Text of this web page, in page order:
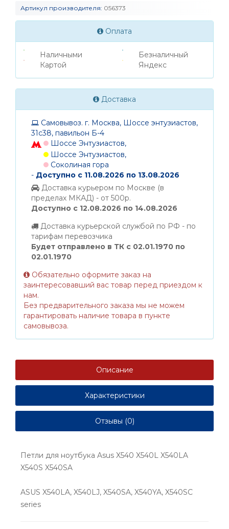
Артикул производителя: 056373
Оплата
Наличными
Картой
Безналичный
Яндекс
Доставка
Самовывоз. г. Москва, Шоссе энтузиастов,
31с38, павильон Б-4
Шоссе Энтузиастов,
Шоссе Энтузиастов,
Соколиная гора
- Доступно с 11.08.2026 по 13.08.2026
Доставка курьером по Москве (в
пределах МКАД) - от 500р.
Доступно с 12.08.2026 по 14.08.2026
Доставка курьерской службой по РФ - по
тарифам перевозчика
Будет отправлено в ТК с 02.01.1970 по
02.01.1970
Обязательно оформите заказ на
заинтересовавший вас товар перед приездом к
нам.
Без предварительного заказа мы не можем
гарантировать наличие товара в пункте
самовывоза.
Описание
Характеристики
Отзывы (0)
Петли для ноутбука Asus X540 X540L X540LA
X540S X540SA
ASUS X540LA, X540LJ, X540SA, X540YA, X540SC
series